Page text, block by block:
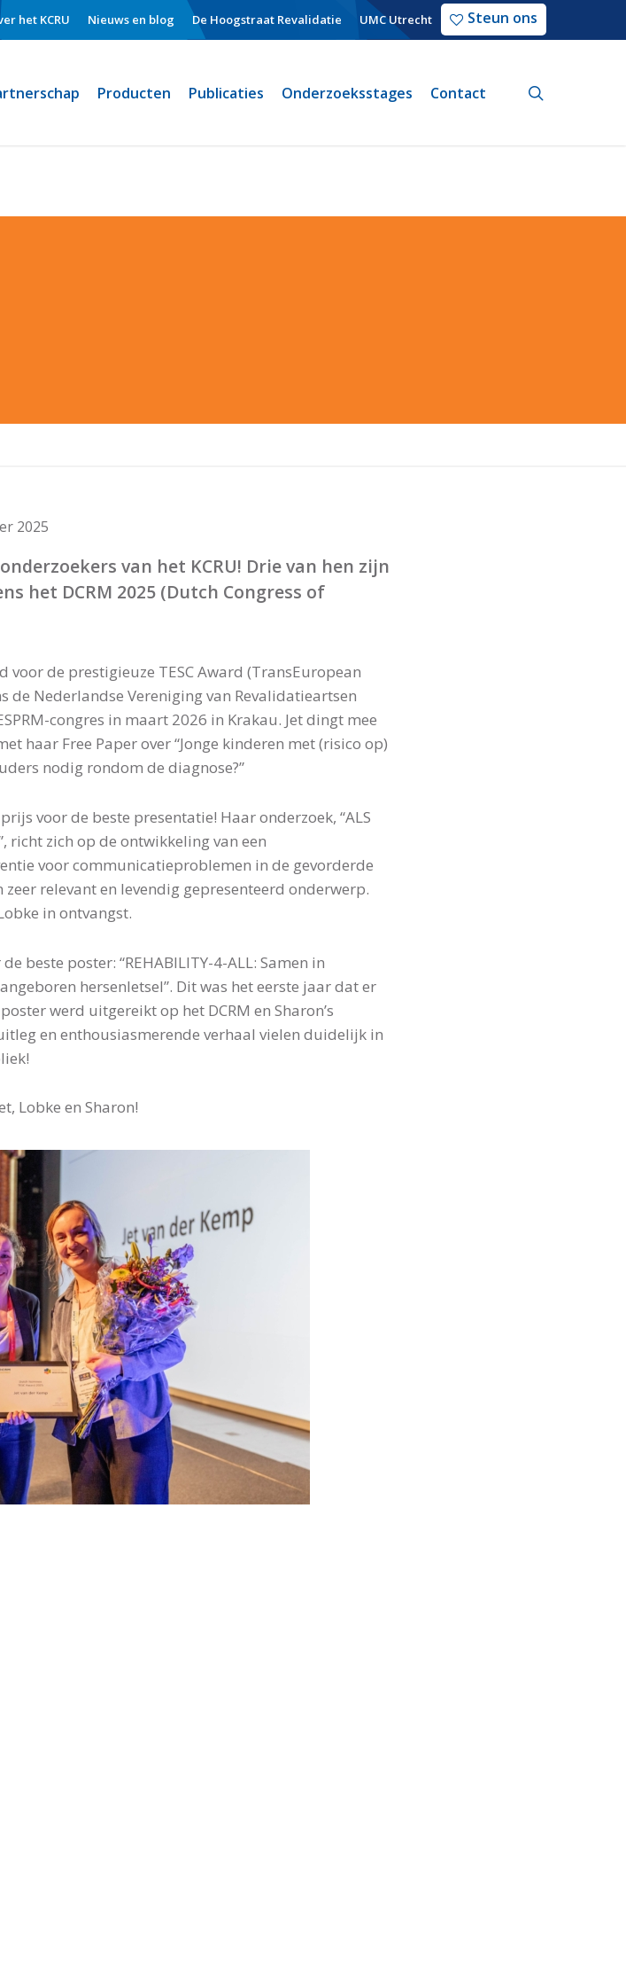
het KCRU Nieuws en blog De Hoogstraat Revalidatie UMC Utrecht Steun ons
Producten Publicaties Onderzoeksstages Contact
2025
van het KCRU! Drie van hen zijn
het DCRM 2025 (Dutch Congress of
voor de prestigieuze TESC Award (TransEuropean
de Nederlandse Vereniging van Revalidatieartsen
congres in maart 2026 in Krakau. Jet dingt mee
haar Free Paper over “Jonge kinderen met (risico op)
nodig rondom de diagnose?”
voor de beste presentatie! Haar onderzoek, “ALS
richt zich op de ontwikkeling van een
voor communicatieproblemen in de gevorderde
zeer relevant en levendig gepresenteerd onderwerp.
in ontvangst.
beste poster: “REHABILITY-4-ALL: Samen in
hersenletsel”. Dit was het eerste jaar dat er
werd uitgereikt op het DCRM en Sharon’s
en enthousiasmerende verhaal vielen duidelijk in
Lobke en Sharon!